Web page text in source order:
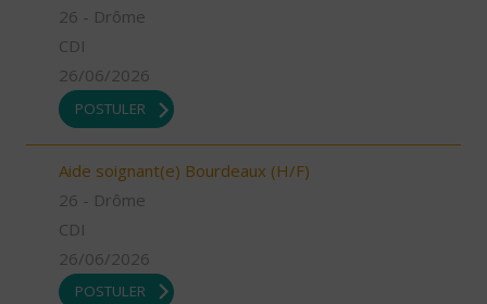
26 - Drôme
CDI
26/06/2026
POSTULER
Aide soignant(e) Bourdeaux (H/F)
26 - Drôme
CDI
26/06/2026
POSTULER